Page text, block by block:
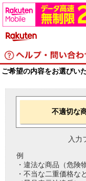
ご希望の内容をお選びい
不適切な
入力
例
・違法な商品（危険
・不当な二重価格な